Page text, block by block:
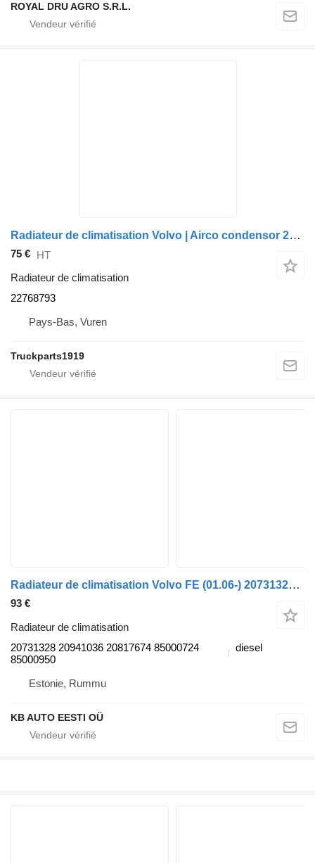
ROYAL DRU AGRO S.R.L.
Radiateur de climatisation Volvo | Airco condensor 22768793 pour camion
75 € HT
Radiateur de climatisation
22768793
Pays-Bas, Vuren
Truckparts1919
Radiateur de climatisation Volvo FE (01.06-) 20731328 pour camion Volvo FL, FE (2005-2014)
93 €
Radiateur de climatisation
20731328 20941036 20817674 85000724
85000950
diesel
Estonie, Rummu
KB AUTO EESTI OÜ